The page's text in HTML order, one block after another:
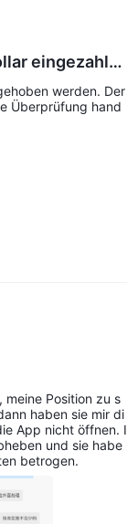
abgewickelte
für
Links besuchen,
zu erhalten:
eingezahlt.
werden. Der
Überprüfung hand
Position zu s
haben sie mir di
App nicht öffnen. I
und sie habe
betrogen.